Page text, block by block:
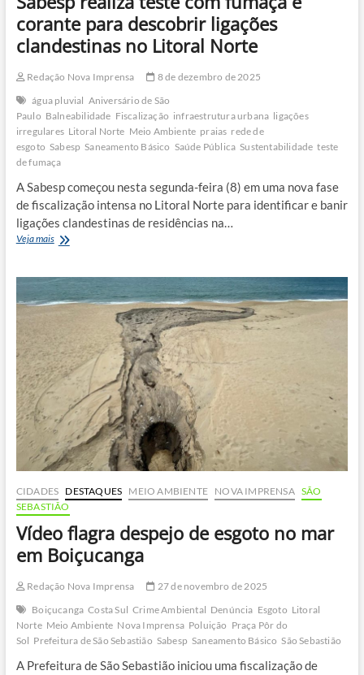
corante para descobrir ligações
clandestinas no Litoral Norte
Redação Nova Imprensa
8 de dezembro de 2025
água pluvial Aniversário de São
Paulo Balneabilidade Fiscalização infraestrutura urbana ligações
irregulares Litoral Norte Meio Ambiente praias rede de
esgoto Sabesp Saneamento Básico Saúde Pública Sustentabilidade teste
de fumaça
A Sabesp começou nesta segunda-feira (8) em uma nova fase
de fiscalização intensa no Litoral Norte para identificar e banir
ligações clandestinas de residências na…
Veja maisSabesp
com
fumaça
para
descobrir
ligações
clandestinas
no
Litoral
Norte
CIDADES DESTAQUES MEIO AMBIENTE NOVA IMPRENSA SÃO
SEBASTIÃO
Vídeo flagra despejo de esgoto no mar
em Boiçucanga
Redação Nova Imprensa
27 de novembro de 2025
Boiçucanga Costa Sul Crime Ambiental Denúncia Esgoto Litoral
Norte Meio Ambiente Nova Imprensa Poluição Praça Pôr do
Sol Prefeitura de São Sebastião Sabesp Saneamento Básico São Sebastião
A Prefeitura de São Sebastião iniciou uma fiscalização de